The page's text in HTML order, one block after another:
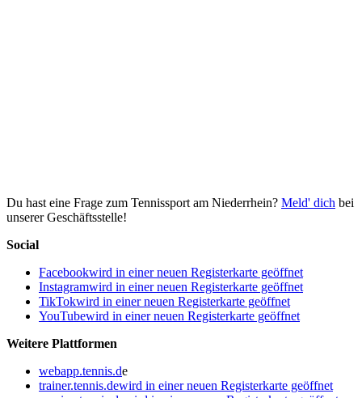
Du hast eine Frage zum Tennissport am Niederrhein? Meld' dich bei
unserer Geschäftsstelle!
Social
Facebookwird in einer neuen Registerkarte geöffnet
Instagramwird in einer neuen Registerkarte geöffnet
TikTokwird in einer neuen Registerkarte geöffnet
YouTubewird in einer neuen Registerkarte geöffnet
Weitere Plattformen
webapp.tennis.de
trainer.tennis.dewird in einer neuen Registerkarte geöffnet